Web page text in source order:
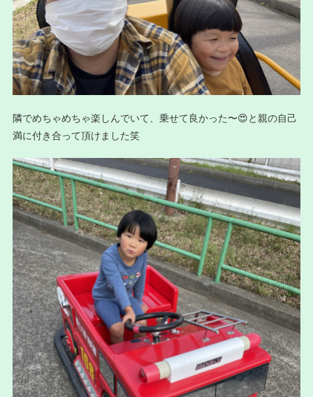
隣でめちゃめちゃ楽しんでいて、乗せて良かった〜😍と親の自己
満に付き合って頂けました笑